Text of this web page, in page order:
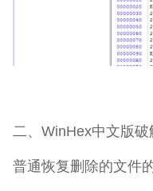
二、WinHex中文版
普通恢复删除的文件